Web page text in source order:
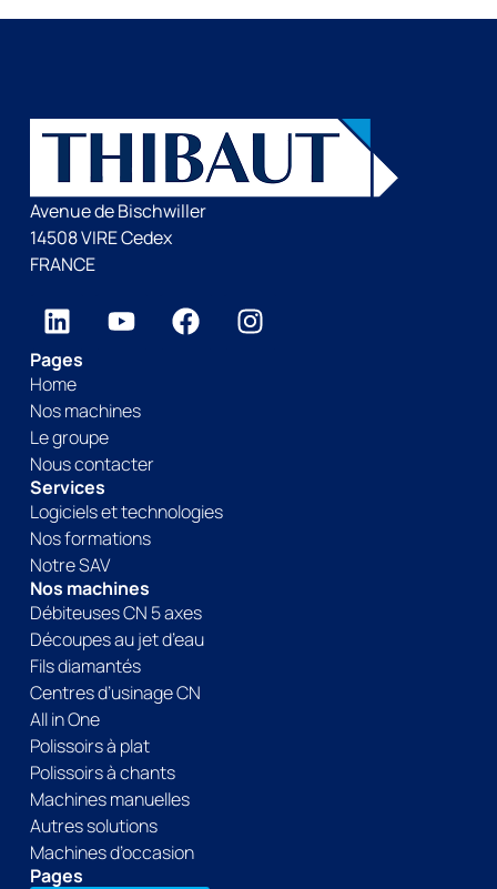
Avenue de Bischwiller
14508 VIRE Cedex
FRANCE
Pages
Home
Nos machines
Le groupe
Nous contacter
Services
Logiciels et technologies
Nos formations
Notre SAV
Nos machines
Débiteuses CN 5 axes
Découpes au jet d’eau
Fils diamantés
Centres d’usinage CN
All in One
Polissoirs à plat
Polissoirs à chants
Machines manuelles
Autres solutions
Machines d’occasion
Pages